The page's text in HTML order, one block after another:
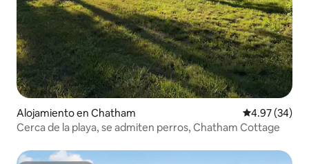
Alojamiento en Chatham Calificación
4.97 (34)
Cerca de la playa, se admiten perros, Chatham Cottage